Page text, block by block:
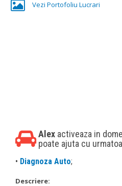
Vezi Portofoliu Lucrari
Alex activeaza in
poate ajuta cu
• Diagnoza Auto;
Descriere: